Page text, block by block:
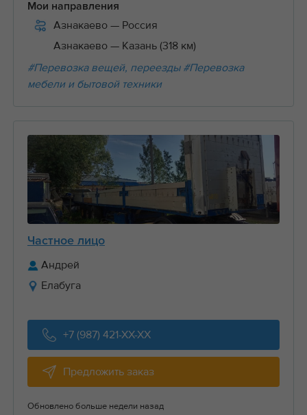
Мои направления
Азнакаево — Россия
Азнакаево — Казань (318 км)
#Перевозка вещей, переезды #Перевозка
мебели и бытовой техники
Частное лицо
Андрей
Елабуга
+7 (987) 421-XX-XX
Предложить заказ
Обновлено больше недели назад